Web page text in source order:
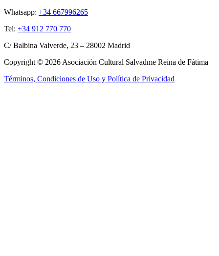
Whatsapp: +34 667996265
Tel: +34 912 770 770
C/ Balbina Valverde, 23 – 28002 Madrid
Copyright © 2026 Asociación Cultural Salvadme Reina de Fátima
Términos, Condiciones de Uso y Política de Privacidad